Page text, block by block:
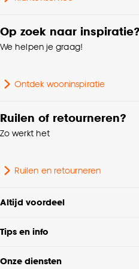
kan aanpassen, bekijk
Op zoek naar inspiratie?
We helpen je graag!
Ontdek wooninspiratie
Ruilen of retourneren?
Zo werkt het
Ruilen en retourneren
Altijd voordeel
Tips en info
Onze diensten